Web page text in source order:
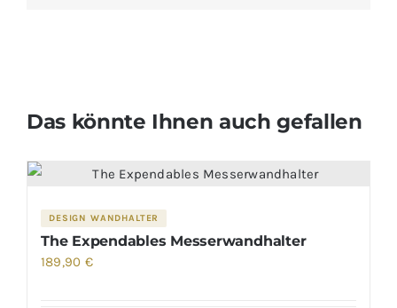
Das könnte Ihnen auch gefallen
DESIGN WANDHALTER
The Expendables Messerwandhalter
189,90 €